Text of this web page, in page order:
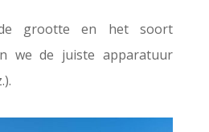
grootte en het soort
we de juiste apparatuur